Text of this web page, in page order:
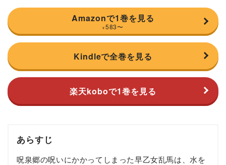
Amazonで1巻を見る
¥ 583〜
Kindleで全巻を見る
楽天koboで1巻を見る
あらすじ
呪泉郷の呪いにかかってしまった早乙女乱馬は、水を